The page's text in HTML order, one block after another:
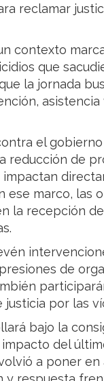
reclamar
contexto
que
la jornada
el
reducción de
ese marco, las
la recepción
de
por las
bajo la
del
a poner